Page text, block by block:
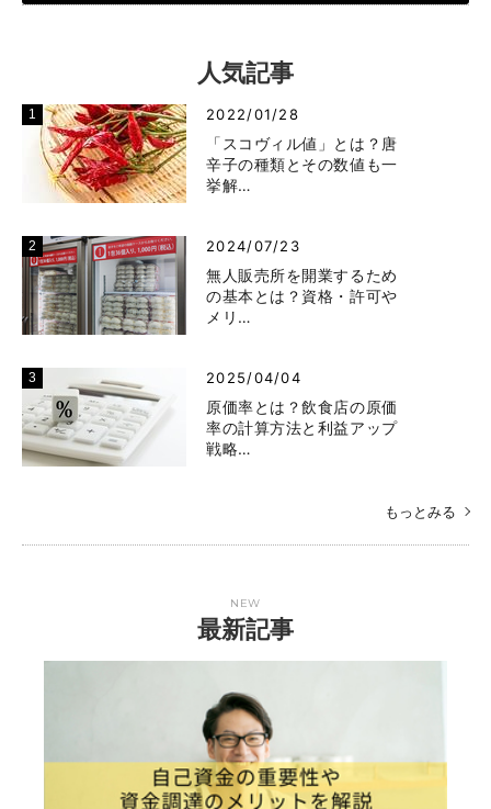
人気記事
2022/01/28
「スコヴィル値」とは？唐
辛子の種類とその数値も一
挙解…
2024/07/23
無人販売所を開業するため
の基本とは？資格・許可や
メリ…
2025/04/04
原価率とは？飲食店の原価
率の計算方法と利益アップ
戦略…
もっとみる
NEW
最新記事